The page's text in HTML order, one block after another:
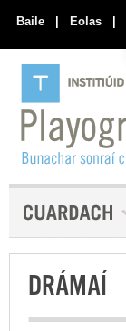
Baile | Eolas |
DRÁMAÍ